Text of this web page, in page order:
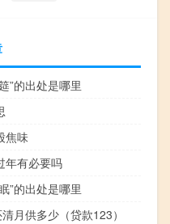
”的出处是哪里
焦味
年有必要吗
”的出处是哪里
月供多少（贷款123）